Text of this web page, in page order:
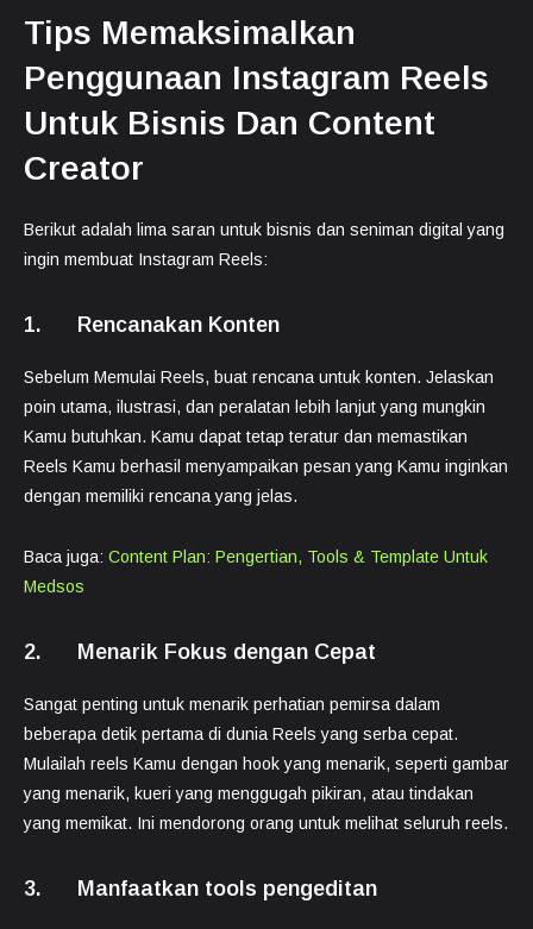
Tips Memaksimalkan
Penggunaan Instagram Reels
Untuk Bisnis Dan Content
Creator
Berikut adalah lima saran untuk bisnis dan seniman digital yang
ingin membuat Instagram Reels:
1. Rencanakan Konten
Sebelum Memulai Reels, buat rencana untuk konten. Jelaskan
poin utama, ilustrasi, dan peralatan lebih lanjut yang mungkin
Kamu butuhkan. Kamu dapat tetap teratur dan memastikan
Reels Kamu berhasil menyampaikan pesan yang Kamu inginkan
dengan memiliki rencana yang jelas.
Baca juga: Content Plan: Pengertian, Tools & Template Untuk
Medsos
2. Menarik Fokus dengan Cepat
Sangat penting untuk menarik perhatian pemirsa dalam
beberapa detik pertama di dunia Reels yang serba cepat.
Mulailah reels Kamu dengan hook yang menarik, seperti gambar
yang menarik, kueri yang menggugah pikiran, atau tindakan
yang memikat. Ini mendorong orang untuk melihat seluruh reels.
3. Manfaatkan tools pengeditan